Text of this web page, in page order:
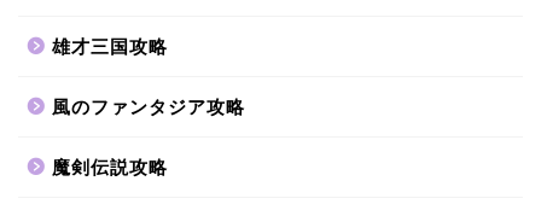
雄才三国攻略
風のファンタジア攻略
魔剣伝説攻略